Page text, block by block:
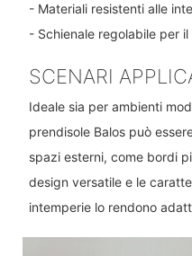
- Materiali resistenti alle
- Schienale regolabile per
SCENARI
Ideale sia per ambienti
prendisole Balos può
spazi esterni, come bordi
design versatile e le
intemperie lo rendono